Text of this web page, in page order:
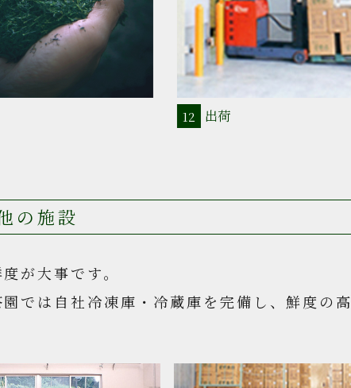
12 出荷
の施設
が大事です。
では自社冷凍庫・冷蔵庫を完備し、鮮度の